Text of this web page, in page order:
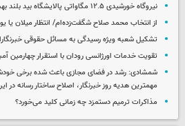
نیروگاه خورشیدی ۱۲.۵ مگاواتی پالایشگاه بید بلند بهبهان وارد مدار تولید شد
از انتخاب محمد صلاح شگفت‌زده‌ام/ انتظار میلان یا
تشکیل شعبه ویژه رسیدگی به مسائل حقوقی
تقویت خدمات اورژانسی رودان با استقرار چهارمین
شمشادی: رشد در فضای مجازی باعث شده برخی
مهمترین هدیه‌ روز خبرنگار، اصلاح ساختار رسانه در
مذاکرات ترمیم دستمزد چه زمانی کلید می‌خورد؟